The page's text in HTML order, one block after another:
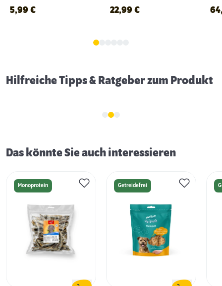
5,99 € 22,99 €
Hilfreiche Tipps & Ratgeber zum Produkt
Das könnte Sie auch interessieren
Monoprotein Getreidefrei